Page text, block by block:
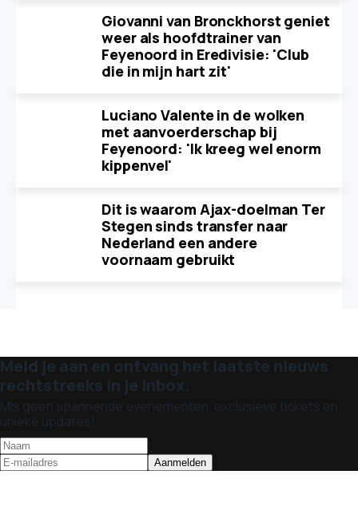
Giovanni van Bronckhorst geniet
weer als hoofdtrainer van
Feyenoord in Eredivisie: 'Club
die in mijn hart zit'
Luciano Valente in de wolken
met aanvoerderschap bij
Feyenoord: 'Ik kreeg wel enorm
kippenvel'
Dit is waarom Ajax-doelman Ter
Stegen sinds transfer naar
Nederland een andere
voornaam gebruikt
Meld je aan en ontvang het laatste nieuws
rechtstreeks in je inbox.
Mis geen spannende evenementen, exclusieve tickets en
unieke updates!